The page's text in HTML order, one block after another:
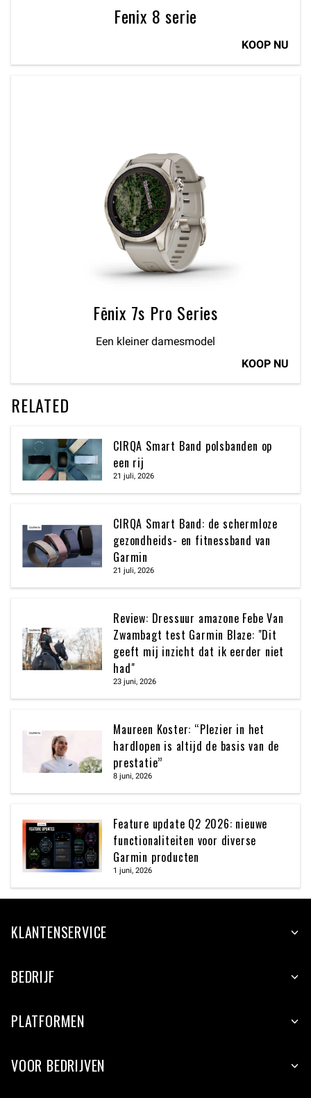
Fenix 8 serie
KOOP NU
Fēnix 7s Pro Series
Een kleiner damesmodel
KOOP NU
RELATED
CIRQA Smart Band polsbanden op
een rij
21 juli, 2026
CIRQA Smart Band: de schermloze
gezondheids- en fitnessband van
Garmin
21 juli, 2026
Review: Dressuur amazone Febe Van
Zwambagt test Garmin Blaze: "Dit
geeft mij inzicht dat ik eerder niet
had"
23 juni, 2026
Maureen Koster: “Plezier in het
hardlopen is altijd de basis van de
prestatie”
8 juni, 2026
Feature update Q2 2026: nieuwe
functionaliteiten voor diverse
Garmin producten
1 juni, 2026
KLANTENSERVICE
BEDRIJF
PLATFORMEN
VOOR BEDRIJVEN